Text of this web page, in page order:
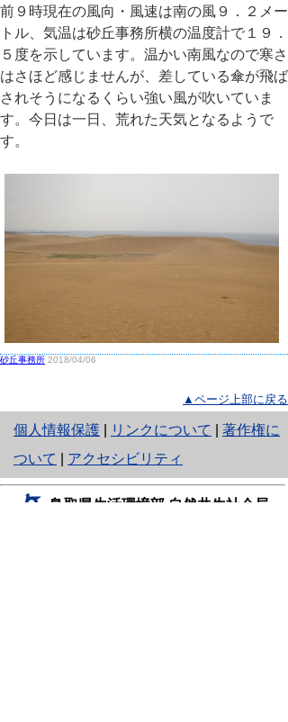
前９時現在の風向・風速は南の風９．２メー
トル、気温は砂丘事務所横の温度計で１９．
５度を示しています。温かい南風なので寒さ
はさほど感じませんが、差している傘が飛ば
されそうになるくらい強い風が吹いていま
す。今日は一日、荒れた天気となるようで
す。
砂丘事務所 2018/04/06
▲ページ上部に戻る
個人情報保護
と
り
ネ
リンクについて
著作権に
ついて
アクセシビリティ
鳥取県生活環境部 自然共生社会局